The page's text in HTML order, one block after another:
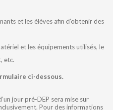
et les élèves afin d’obtenir des
et les équipements utilisés, le
etc.
ci-dessous.
jour pré-DEP sera mise sur
Pour des informations